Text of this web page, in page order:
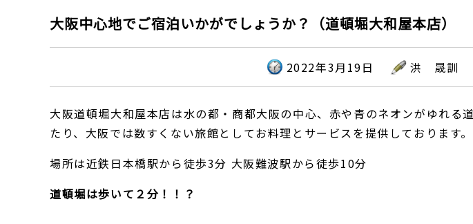
大阪中心地でご宿泊いかがでしょうか？（道頓堀大和屋本店）
2022年3月19日 洪 晟訓
大阪道頓堀大和屋本店は水の都・商都大阪の中心、赤や青のネオンがゆれ
たり、大阪では数すくない旅館としてお料理とサービスを提供しております。
場所は近鉄日本橋駅から徒歩3分 大阪難波駅から徒歩10分
道頓堀は歩いて２分！！？